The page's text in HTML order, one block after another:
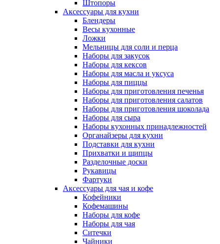
Штопоры
Аксессуары для кухни
Блендеры
Весы кухонные
Ложки
Мельницы для соли и перца
Наборы для закусок
Наборы для кексов
Наборы для масла и уксуса
Наборы для пиццы
Наборы для приготовления печенья
Наборы для приготовления салатов
Наборы для приготовления шоколада
Наборы для сыра
Наборы кухонных принадлежностей
Органайзеры для кухни
Подставки для кухни
Прихватки и щипцы
Разделочные доски
Рукавицы
Фартуки
Аксессуары для чая и кофе
Кофейники
Кофемашины
Наборы для кофе
Наборы для чая
Ситечки
Чайники